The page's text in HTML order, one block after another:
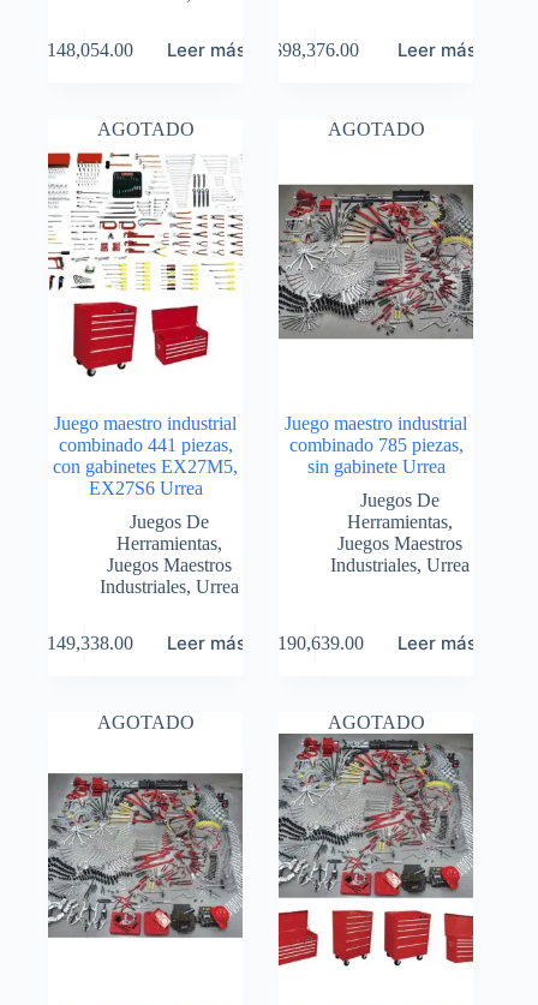
148,054.00 Leer más $98,376.00 Leer más
AGOTADO
Juego maestro industrial
combinado 441 piezas,
con gabinetes EX27M5,
EX27S6 Urrea
Juegos De
Herramientas,
Juegos Maestros
Industriales,Urrea
149,338.00 Leer más
AGOTADO
Juego maestro industrial
combinado 785 piezas,
sin gabinete Urrea
Juegos De
Herramientas,
Juegos Maestros
Industriales,Urrea
190,639.00 Leer más
AGOTADO AGOTADO